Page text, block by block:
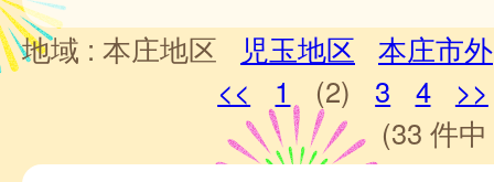
地域 : 本庄地区 児玉地区
本庄市外
<<
1 (2) 3 4
>>
(33 件